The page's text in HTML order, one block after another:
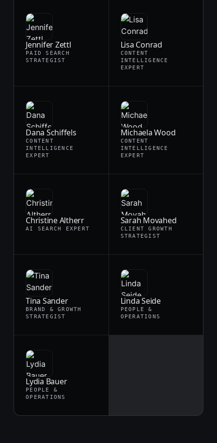
Jennifer Zettl
PAID SEARCH
STRATEGIST
Lisa Conrad
CONTENT
INTELLIGENCE
EXPERT
Dana Schiffels
CONTENT
INTELLIGENCE
EXPERT
Michaela Wood
CONTENT
INTELLIGENCE
EXPERT
Christine Altherr
AI SEARCH EXPERT
Sarah Movahed
CLIENT GROWTH
STRATEGIST
Tina Sander
BRAND & GROWTH
STRATEGIST
Linda Seide
PEOPLE &
OPERATIONS
Lydia Bauer
PEOPLE &
OPERATIONS